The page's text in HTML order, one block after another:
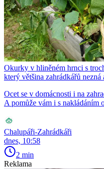
Okurky v hliněném hrnci s
který většina zahrádkářů
Ocet se v domácnosti i na
A pomůže vám i s nakládáním
Chalupáři-Zahrádkáři
dnes, 10:58
2 min
Reklama